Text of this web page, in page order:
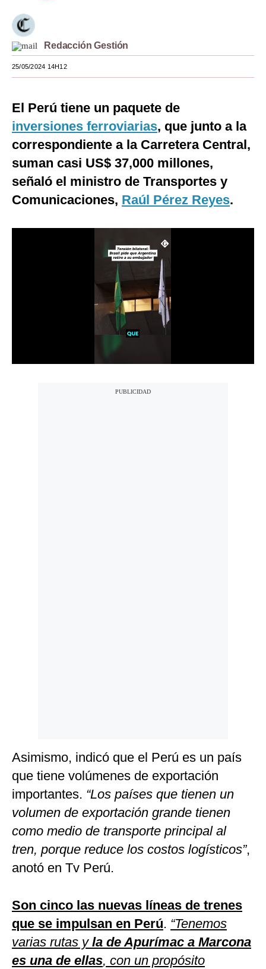
Blogs
Tendencias
Moda
Estilos
EEUU
México
España
Redacción Gestión
25/05/2024 14H12
El Perú tiene un paquete de
inversiones ferroviarias, que junto a la
correspondiente a la Carretera Central,
suman casi US$ 37,000 millones,
señaló el ministro de Transportes y
Comunicaciones, Raúl Pérez Reyes.
Asimismo, indicó que el Perú es un país
que tiene volúmenes de exportación
importantes. “Los países que tienen un
volumen de exportación grande tienen
como medio de transporte principal al
tren, porque reduce los costos logísticos”,
anotó en Tv Perú.
Son cinco las nuevas líneas de trenes
que se impulsan en Perú. “Tenemos
varias rutas y la de Apurímac a Marcona
es una de ellas, con un propósito